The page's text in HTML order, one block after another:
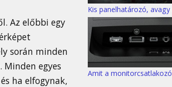
Az előbbi egy
során minden
egyes
ha elfogynak,
Kis panelhatározó,
Amit a